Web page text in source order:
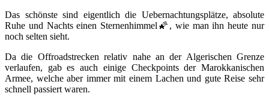
Das schönste sind eigentlich die Uebernachtungsplätze, absolute
Ruhe und Nachts einen Sternenhimmel🌠, wie man ihn heute nur
noch selten sieht.
Da die Offroadstrecken relativ nahe an der Algerischen Grenze
verlaufen, gab es auch einige Checkpoints der Marokkanischen
Armee, welche aber immer mit einem Lachen und gute Reise sehr
schnell passiert waren.